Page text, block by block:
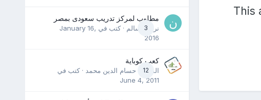
This
3
مطلوب لمركز تدريب سعودى بمصر
نرمين سالم · كتب في January 16,
2016
12
كعب كوباية
المدرب حسام الدين محمد · كتب في
June 4, 2011